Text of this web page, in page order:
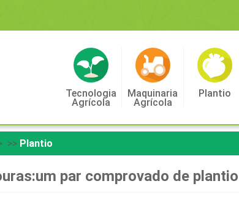
Tecnologia
Agrícola
Maquinaria
Agrícola
Plantio
>> Plantio
par comprovado de